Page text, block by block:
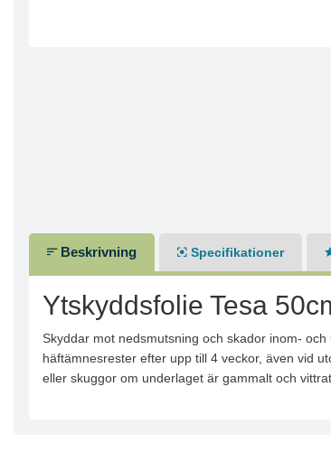
Beskrivning Specifikationer
Ytskyddsfolie Tesa
Skyddar mot nedsmutsning och skador inom-
häftämnesrester efter upp till 4 veckor, även vid
eller skuggor om underlaget är gammalt och vittrat.